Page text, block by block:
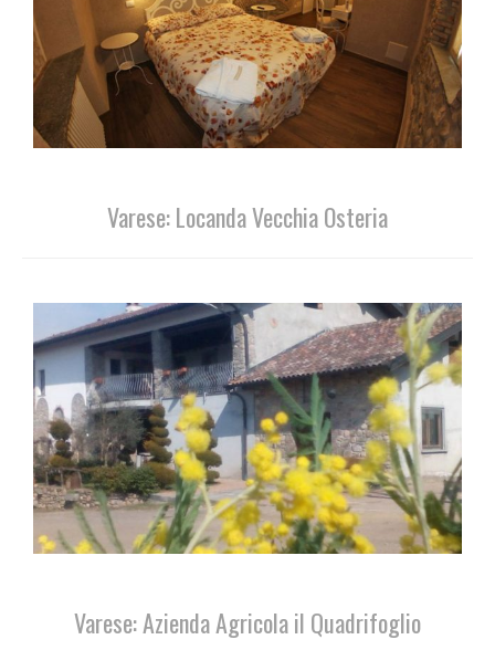
Varese: Locanda Vecchia Osteria
Varese: Azienda Agricola il Quadrifoglio